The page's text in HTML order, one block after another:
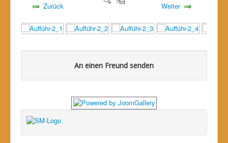
Zurück Weiter
An einen Freund senden
Bitte loggen Sie sich zuerst ein...